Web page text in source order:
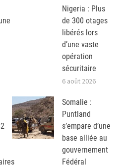
Nigeria : Plus
de 300 otages
libérés lors
d’une vaste
opération
sécuritaire
6 août 2026
Somalie :
Puntland
s’empare d’une
base alliée au
gouvernement
Fédéral